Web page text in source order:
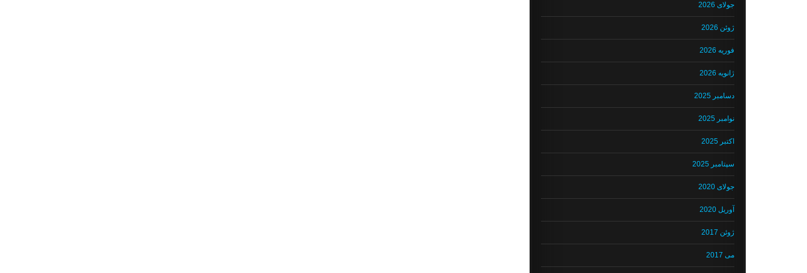
جولای 2026
ژوئن 2026
فوریه 2026
ژانویه 2026
دسامبر 2025
نوامبر 2025
اکتبر 2025
سپتامبر 2025
جولای 2020
آوریل 2020
ژوئن 2017
می 2017